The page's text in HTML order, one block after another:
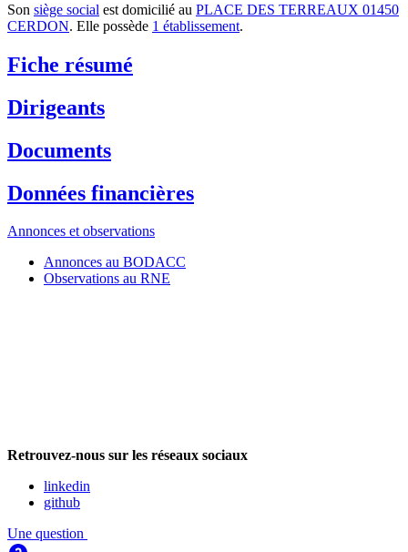
Son siège social est domicilié au PLACE DES TERREAUX 01450
CERDON. Elle possède 1 établissement.
Fiche résumé
Dirigeants
Documents
Données financières
Annonces et observations
Annonces au BODACC
Observations au RNE
Retrouvez-nous sur les réseaux sociaux
linkedin
github
Une question